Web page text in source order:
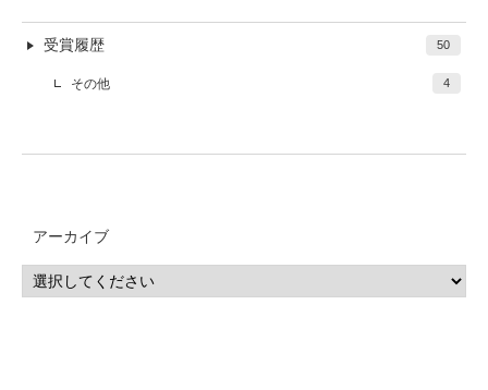
受賞履歴 50
その他 4
アーカイブ